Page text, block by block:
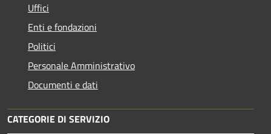
Uffici
Enti e fondazioni
Politici
Personale Amministrativo
Documenti e dati
CATEGORIE DI SERVIZIO